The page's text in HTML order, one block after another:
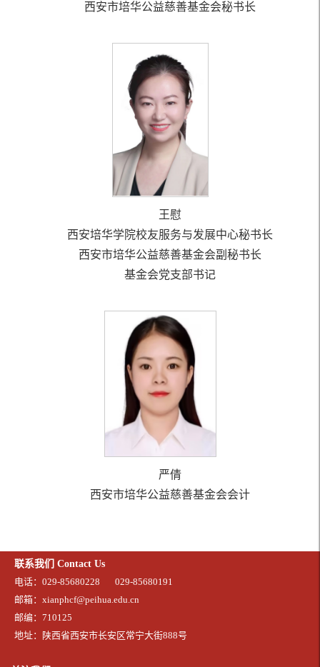
西安市培华公益慈善基金会秘书长
王慰
西安培华学院校友服务与发展中心秘书长
西安市培华公益慈善基金会副秘书长
基金会党支部书记
严倩
西安市培华公益慈善基金会会计
联系我们 Contact Us
电话：029-85680228
029-85680191
邮箱：xianphcf@peihua.edu.cn
邮编：710125
地址：陕西省西安市长安区常宁大街888号